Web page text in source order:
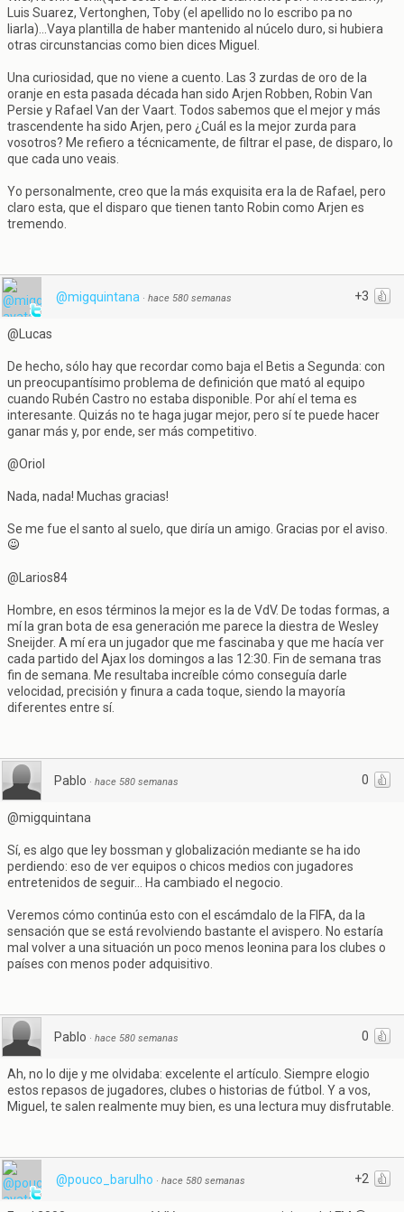
Luis Suarez, Vertonghen, Toby (el apellido no lo escribo pa no
liarla)...Vaya plantilla de haber mantenido al núcelo duro, si hubiera
otras circunstancias como bien dices Miguel.
Una curiosidad, que no viene a cuento. Las 3 zurdas de oro de la
oranje en esta pasada década han sido Arjen Robben, Robin Van
Persie y Rafael Van der Vaart. Todos sabemos que el mejor y más
trascendente ha sido Arjen, pero ¿Cuál es la mejor zurda para
vosotros? Me refiero a técnicamente, de filtrar el pase, de disparo, lo
que cada uno veais.
Yo personalmente, creo que la más exquisita era la de Rafael, pero
claro esta, que el disparo que tienen tanto Robin como Arjen es
tremendo.
+3
@migquintana · hace 580 semanas
@Lucas
De hecho, sólo hay que recordar como baja el Betis a Segunda: con
un preocupantísimo problema de definición que mató al equipo
cuando Rubén Castro no estaba disponible. Por ahí el tema es
interesante. Quizás no te haga jugar mejor, pero sí te puede hacer
ganar más y, por ende, ser más competitivo.
@Oriol
Nada, nada! Muchas gracias!
Se me fue el santo al suelo, que diría un amigo. Gracias por el aviso.
@Larios84
Hombre, en esos términos la mejor es la de VdV. De todas formas, a
mí la gran bota de esa generación me parece la diestra de Wesley
Sneijder. A mí era un jugador que me fascinaba y que me hacía ver
cada partido del Ajax los domingos a las 12:30. Fin de semana tras
fin de semana. Me resultaba increíble cómo conseguía darle
velocidad, precisión y finura a cada toque, siendo la mayoría
diferentes entre sí.
0
Pablo · hace 580 semanas
@migquintana
Sí, es algo que ley bossman y globalización mediante se ha ido
perdiendo: eso de ver equipos o chicos medios con jugadores
entretenidos de seguir... Ha cambiado el negocio.
Veremos cómo continúa esto con el escámdalo de la FIFA, da la
sensación que se está revolviendo bastante el avispero. No estaría
mal volver a una situación un poco menos leonina para los clubes o
países con menos poder adquisitivo.
0
Pablo · hace 580 semanas
Ah, no lo dije y me olvidaba: excelente el artículo. Siempre elogio
estos repasos de jugadores, clubes o historias de fútbol. Y a vos,
Miguel, te salen realmente muy bien, es una lectura muy disfrutable.
+2
@pouco_barulho · hace 580 semanas